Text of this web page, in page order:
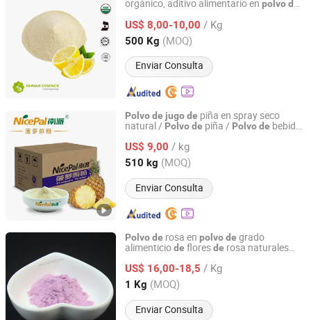
orgánico, aditivo alimentario en polvode
US$ 8,00-10,00 / Kg
500 Kg (MOQ)
Enviar Consulta
Hunan Essence Biotech Co.,Ltd
Hunan, China Desde 2024
Polvode jugode piña en spray seco
natural / Polvode piña / Polvode bebida
US$ 9,00 / kg
510 kg (MOQ)
Enviar Consulta
Hainan Nicepal Industry Co., Ltd.
Hainan, China Desde 2015
Polvode rosa en polvode grado
alimenticiode floresde rosa naturales
US$ 16,00-18,5 / Kg
1 Kg (MOQ)
Enviar Consulta
Huizhou Zhongyue Yuntong Technology Co., Ltd.
Guangdong, China Desde 2025